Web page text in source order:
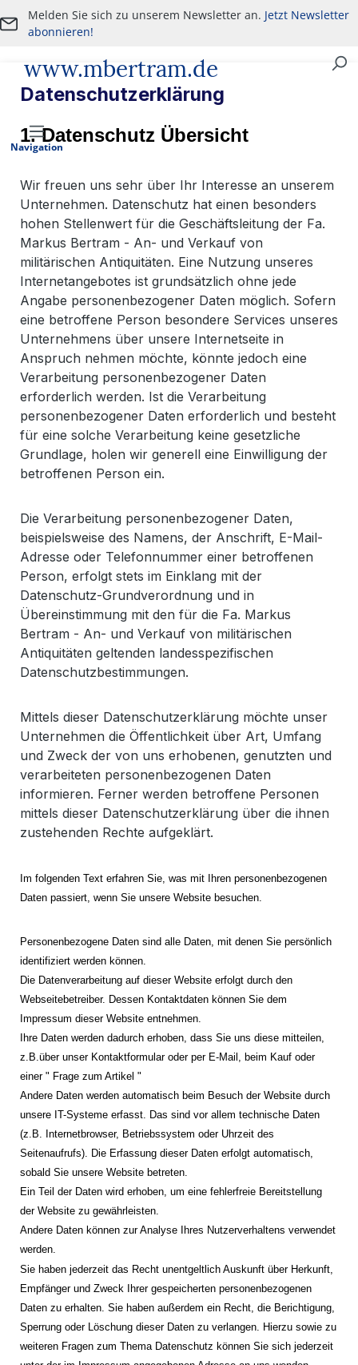
Zum Hauptinhalt springen
Melden Sie sich zu unserem Newsletter an. Jetzt Newsletter
abonnieren!
www.mbertram.de
An- und Verkauf von militärischen Antiquitäten
Navigation
Datenschutzerklärung
1. Datenschutz Übersicht
Wir freuen uns sehr über Ihr Interesse an unserem
Unternehmen. Datenschutz hat einen besonders
hohen Stellenwert für die Geschäftsleitung der Fa.
Markus Bertram - An- und Verkauf von
militärischen Antiquitäten. Eine Nutzung unseres
Internetangebotes ist grundsätzlich ohne jede
Angabe personenbezogener Daten möglich. Sofern
eine betroffene Person besondere Services unseres
Unternehmens über unsere Internetseite in
Anspruch nehmen möchte, könnte jedoch eine
Verarbeitung personenbezogener Daten
erforderlich werden. Ist die Verarbeitung
personenbezogener Daten erforderlich und besteht
für eine solche Verarbeitung keine gesetzliche
Grundlage, holen wir generell eine Einwilligung der
betroffenen Person ein.
Die Verarbeitung personenbezogener Daten,
beispielsweise des Namens, der Anschrift, E-Mail-
Adresse oder Telefonnummer einer betroffenen
Person, erfolgt stets im Einklang mit der
Datenschutz-Grundverordnung und in
Übereinstimmung mit den für die Fa. Markus
Bertram - An- und Verkauf von militärischen
Antiquitäten geltenden landesspezifischen
Datenschutzbestimmungen.
Mittels dieser Datenschutzerklärung möchte unser
Unternehmen die Öffentlichkeit über Art, Umfang
und Zweck der von uns erhobenen, genutzten und
verarbeiteten personenbezogenen Daten
informieren. Ferner werden betroffene Personen
mittels dieser Datenschutzerklärung über die ihnen
zustehenden Rechte aufgeklärt.
Im folgenden Text erfahren Sie, was mit Ihren personenbezogenen
Daten passiert, wenn Sie unsere Website besuchen.
Personenbezogene Daten sind alle Daten, mit denen Sie persönlich
identifiziert werden können.
Die Datenverarbeitung auf dieser Website erfolgt durch den
Webseitebetreiber. Dessen Kontaktdaten können Sie dem
Impressum dieser Website entnehmen.
Ihre Daten werden dadurch erhoben, dass Sie uns diese mitteilen,
z.B.über unser Kontaktformular oder per E-Mail, beim Kauf oder
einer " Frage zum Artikel "
Andere Daten werden automatisch beim Besuch der Website durch
unsere IT-Systeme erfasst. Das sind vor allem technische Daten
(z.B. Internetbrowser, Betriebssystem oder Uhrzeit des
Seitenaufrufs). Die Erfassung dieser Daten erfolgt automatisch,
sobald Sie unsere Website betreten.
Ein Teil der Daten wird erhoben, um eine fehlerfreie Bereitstellung
der Website zu gewährleisten.
Andere Daten können zur Analyse Ihres Nutzerverhaltens verwendet
werden.
Sie haben jederzeit das Recht unentgeltlich Auskunft über Herkunft,
Empfänger und Zweck Ihrer gespeicherten personenbezogenen
Daten zu erhalten. Sie haben außerdem ein Recht, die Berichtigung,
Sperrung oder Löschung dieser Daten zu verlangen. Hierzu sowie zu
weiteren Fragen zum Thema Datenschutz können Sie sich jederzeit